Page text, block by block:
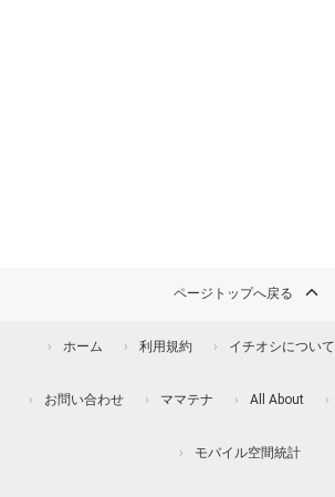
ページトップへ戻る
ホーム 利用規約 イチオシについて
お問い合わせ ママテナ All About
モバイル空間統計